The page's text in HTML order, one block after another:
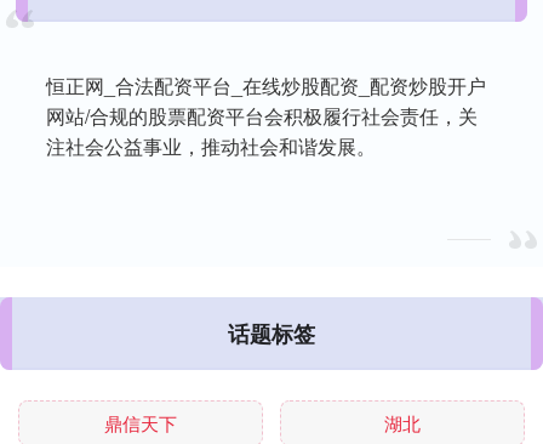
恒正网_合法配资平台_在线炒股配资_配资炒股开户
网站/合规的股票配资平台会积极履行社会责任，关
注社会公益事业，推动社会和谐发展。
话题标签
鼎信天下 湖北